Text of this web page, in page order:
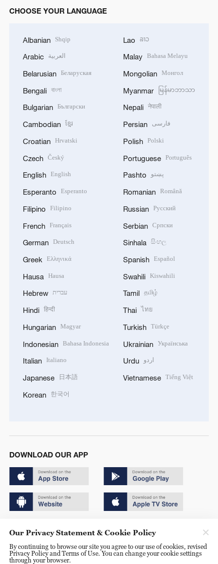
CHOOSE YOUR LANGUAGE
Albanian Shqip
Arabic العربية
Belarusian Беларуская
Bengali বাংলা
Bulgarian Български
Cambodian ខ្មែរ
Croatian Hrvatski
Czech Český
English English
Esperanto Esperanto
Filipino Filipino
French Français
German Deutsch
Greek Ελληνικά
Hausa Hausa
Hebrew עברית
Hindi हिन्दी
Hungarian Magyar
Indonesian Bahasa Indonesia
Italian Italiano
Japanese 日本語
Korean 한국어
Lao ລາວ
Malay Bahasa Melayu
Mongolian Монгол
Myanmar မြန်မာဘာသာ
Nepali नेपाली
Persian فارسی
Polish Polski
Portuguese Português
Pashto پښتو
Romanian Română
Russian Русский
Serbian Српски
Sinhala සිංහල
Spanish Español
Swahili Kiswahili
Tamil தமிழ்
Thai ไทย
Turkish Türkçe
Ukrainian Українська
Urdu اردو
Vietnamese Tiếng Việt
DOWNLOAD OUR APP
京ICP备20000184号
京公网安备 11010502050052号
Our Privacy Statement & Cookie Policy
By continuing to browse our site you agree to our use of cookies, revised
Privacy Policy and Terms of Use. You can change your cookie settings
through your browser.